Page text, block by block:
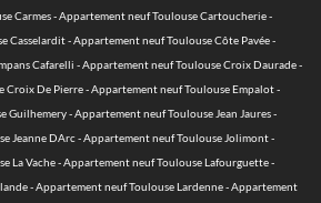
Carmes-Appartement neuf Toulouse Cartoucherie-
Casselardit-Appartement neuf Toulouse Côte Pavée-
Cafarelli -Appartement neuf Toulouse Croix Daurade-
Croix De Pierre-Appartement neuf Toulouse Empalot-
Guilhemery-Appartement neuf Toulouse Jean Jaures-
Jeanne DArc-Appartement neuf Toulouse Jolimont-
La Vache-Appartement neuf Toulouse Lafourguette-
-Appartement neuf Toulouse Lardenne-Appartement